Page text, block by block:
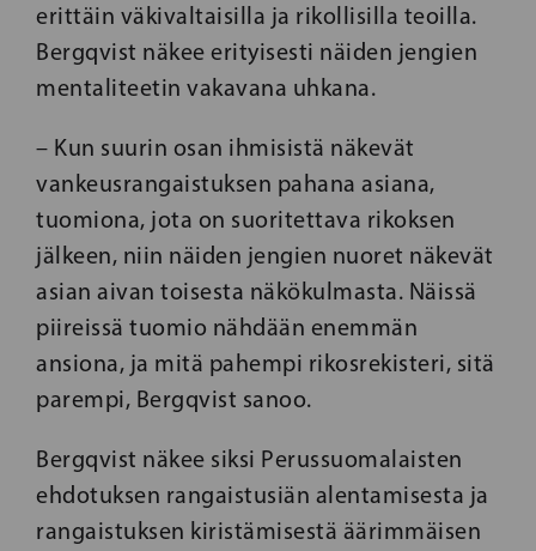
erittäin väkivaltaisilla ja rikollisilla teoilla.
Bergqvist näkee erityisesti näiden jengien
mentaliteetin vakavana uhkana.
– Kun suurin osan ihmisistä näkevät
vankeusrangaistuksen pahana asiana,
tuomiona, jota on suoritettava rikoksen
jälkeen, niin näiden jengien nuoret näkevät
asian aivan toisesta näkökulmasta. Näissä
piireissä tuomio nähdään enemmän
ansiona, ja mitä pahempi rikosrekisteri, sitä
parempi, Bergqvist sanoo.
Bergqvist näkee siksi Perussuomalaisten
ehdotuksen rangaistusiän alentamisesta ja
rangaistuksen kiristämisestä äärimmäisen